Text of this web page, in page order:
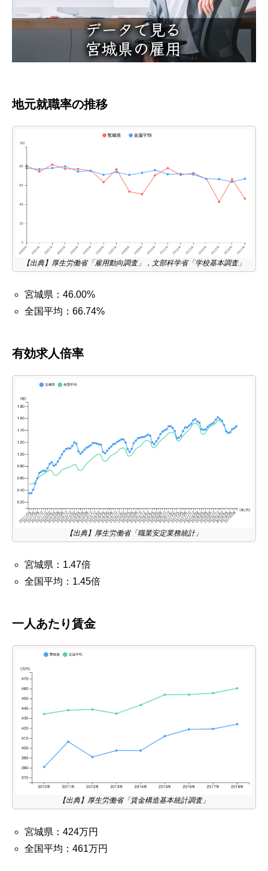
地元就職率の推移
【出典】厚生労働省「雇用動向調査」，文部科学省「学校基本調査」
宮城県：46.00%
全国平均：66.74%
有効求人倍率
【出典】厚生労働省「職業安定業務統計」
宮城県：1.47倍
全国平均：1.45倍
一人あたり賃金
【出典】厚生労働省「賃金構造基本統計調査」
宮城県：424万円
全国平均：461万円